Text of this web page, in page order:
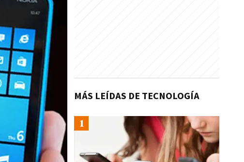
MÁS LEÍDAS DE TECNOLOGÍA